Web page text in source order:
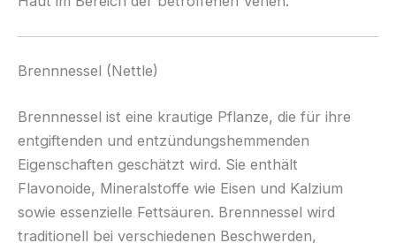
Brennnessel (Nettle)
Brennnessel ist eine krautige Pflanze, die für ihre
entgiftenden und entzündungshemmenden
Eigenschaften geschätzt wird. Sie enthält
Flavonoide, Mineralstoffe wie Eisen und Kalzium
sowie essenzielle Fettsäuren. Brennnessel wird
traditionell bei verschiedenen Beschwerden,